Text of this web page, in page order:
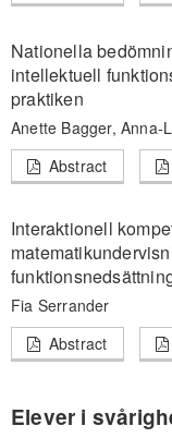
Nationella
intellektuell
praktiken
Anette Bagger, Anna-
Abstract
Interaktionell
Fia Serrander
Abstract
Elever i